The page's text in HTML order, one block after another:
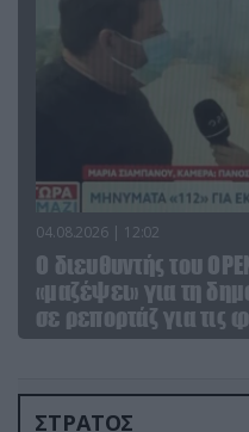
04.08.2026 | 12:02
O διευθυντής του
«μαζέψει» για τη
σε ρεπορτάζ για τις
ΣΤΡΑΤΟΣ